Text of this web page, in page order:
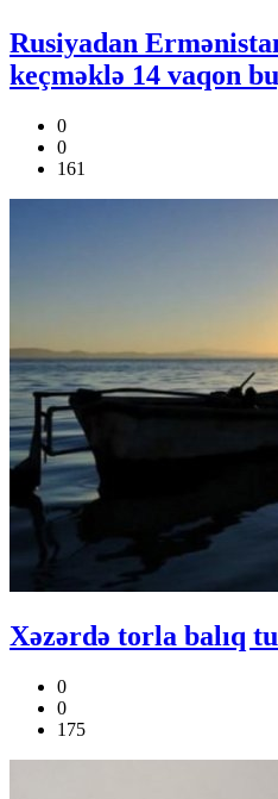
Rusiyadan
keçməklə 14 vaqon
0
0
161
Xəzərdə torla balıq
0
0
175